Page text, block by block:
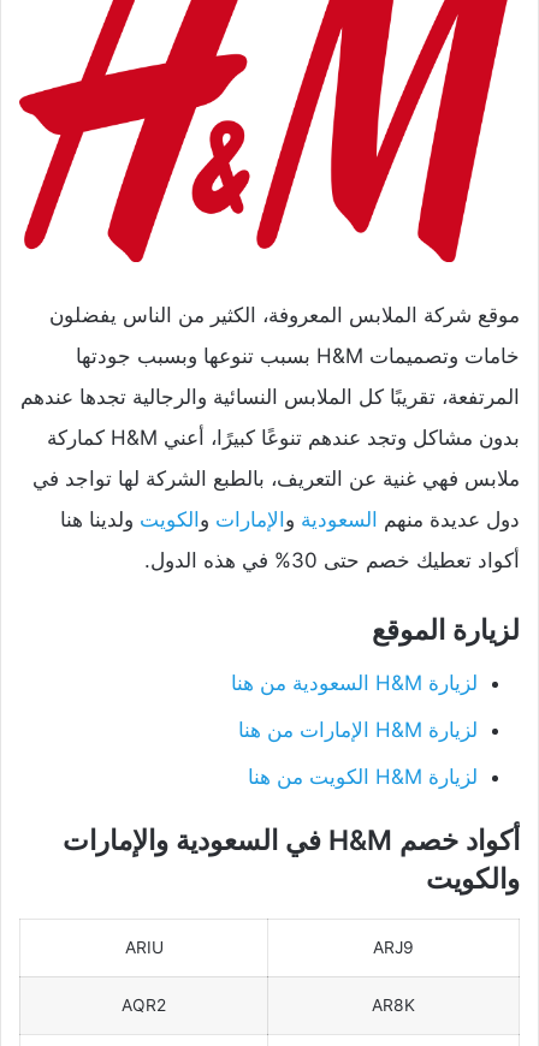
موقع شركة الملابس المعروفة، الكثير من الناس يفضلون
خامات وتصميمات H&M بسبب تنوعها وبسبب جودتها
المرتفعة، تقريبًا كل الملابس النسائية والرجالية تجدها عندهم
بدون مشاكل وتجد عندهم تنوعًا كبيرًا، أعني H&M كماركة
ملابس فهي غنية عن التعريف، بالطبع الشركة لها تواجد في
دول عديدة منهم السعودية والإمارات والكويت ولدينا هنا
أكواد تعطيك خصم حتى 30% في هذه الدول.
لزيارة الموقع
لزيارة H&M السعودية من هنا
لزيارة H&M الإمارات من هنا
لزيارة H&M الكويت من هنا
أكواد خصم H&M في السعودية والإمارات
والكويت
ARJ9
ARIU
AR8K
AQR2